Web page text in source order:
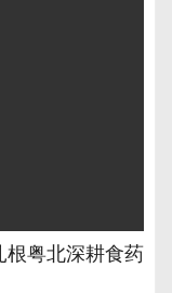
根粤北深耕食药